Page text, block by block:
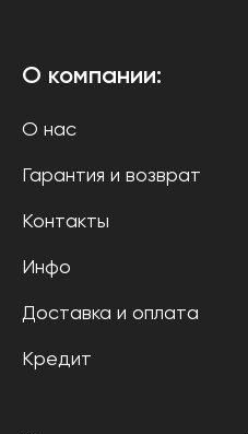
О компании:
О нас
Гарантия и возврат
Контакты
Инфо
Доставка и оплата
Кредит